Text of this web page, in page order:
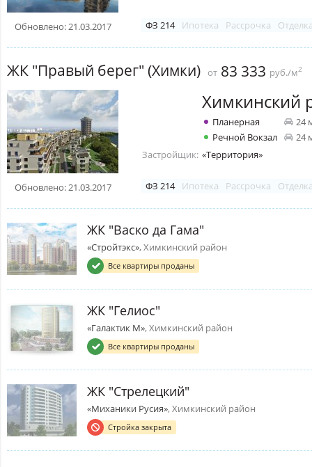
Обновлено: 21.03.2017 ФЗ 214 Ипотека Рассрочка
ЖК "Правый берег" (Химки) от 83 333 руб./м2
Обновлено: 21.03.2017
Химкинский
Планерная
24
Речной Вокзал
24
Застройщик: «Территория»
ФЗ 214 Ипотека Рассрочка
ЖК "Васко да Гама"
«Стройтэкс», Химкинский район
Все квартиры проданы
ЖК "Гелиос"
«Галактик М», Химкинский район
Все квартиры проданы
ЖК "Стрелецкий"
«Миханики Русия», Химкинский район
Стройка закрыта